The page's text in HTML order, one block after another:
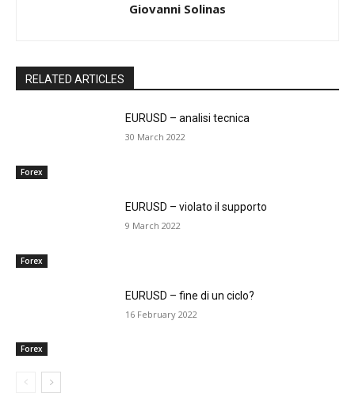
Giovanni Solinas
RELATED ARTICLES
Forex
EURUSD – analisi tecnica
30 March 2022
Forex
EURUSD – violato il supporto
9 March 2022
Forex
EURUSD – fine di un ciclo?
16 February 2022